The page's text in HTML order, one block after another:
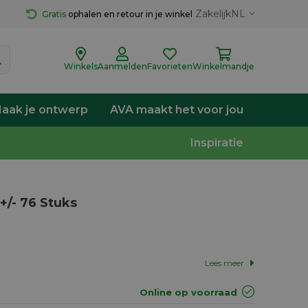
Gratis ophalen en retour in je winkel ZakelijkNL
WinkelsAanmeldenFavorietenWinkelmandje
je ontwerp AVA maakt het voor jou
Inspiratie
76 Stuks
Lees meer
Online op voorraad